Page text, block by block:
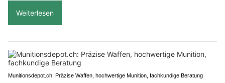
Weiterlesen
Munitionsdepot.ch: Präzise Waffen, hochwertige Munition, fachkundige Beratung